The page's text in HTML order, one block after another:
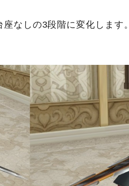
なしの3段階に変化します。